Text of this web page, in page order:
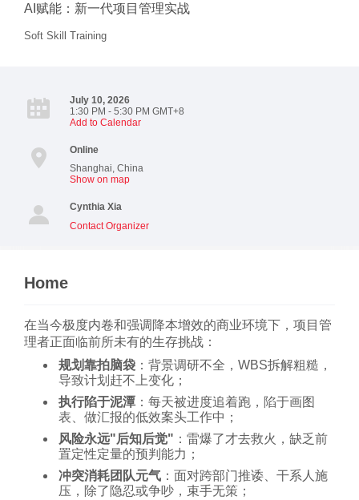
AI赋能：新一代项目管理实战
Soft Skill Training
July 10, 2026
1:30 PM - 5:30 PM GMT+8
Add to Calendar
Online
Shanghai, China
Show on map
Cynthia Xia
Contact Organizer
Home
在当今极度内卷和强调降本增效的商业环境下，项目管
理者正面临前所未有的生存挑战：
规划靠拍脑袋 ：背景调研不全，WBS拆解粗糙，
导致计划赶不上变化；
执行陷于泥潭 ：每天被进度追着跑，陷于画图
表、做汇报的低效案头工作中；
风险永远"后知后觉" ：雷爆了才去救火，缺乏前
置定性定量的预判能力；
冲突消耗团队元气 ：面对跨部门推诿、干系人施
压，除了隐忍或争吵，束手无策；